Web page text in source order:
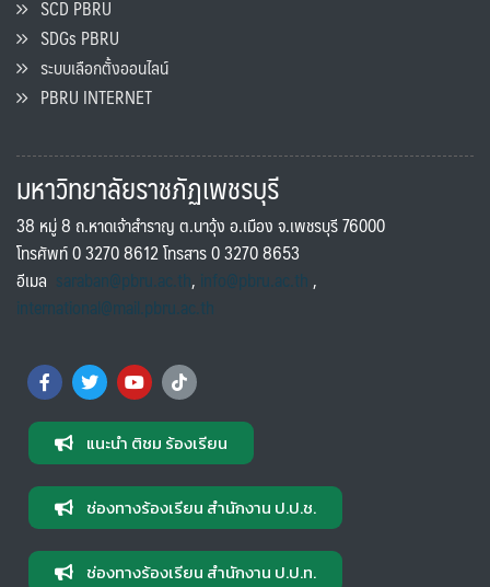
SCD PBRU
SDGs PBRU
ระบบเลือกตั้งออนไลน์
PBRU INTERNET
มหาวิทยาลัยราชภัฏเพชรบุรี
38 หมู่ 8 ถ.หาดเจ้าสำราญ ต.นาวุ้ง อ.เมือง จ.เพชรบุรี 76000
โทรศัพท์ 0 3270 8612 โทรสาร 0 3270 8653
อีเมล saraban@pbru.ac.th, info@pbru.ac.th,
international@mail.pbru.ac.th
แนะนำ ติชม ร้องเรียน
ช่องทางร้องเรียน สำนักงาน ป.ป.ช.
ช่องทางร้องเรียน สำนักงาน ป.ป.ท.